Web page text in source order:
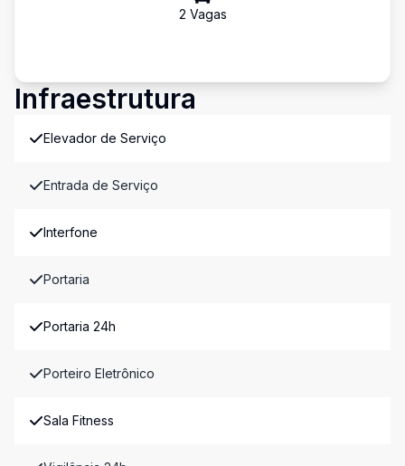
2 Vagas
Infraestrutura
Elevador de Serviço
Entrada de Serviço
Interfone
Portaria
Portaria 24h
Porteiro Eletrônico
Sala Fitness